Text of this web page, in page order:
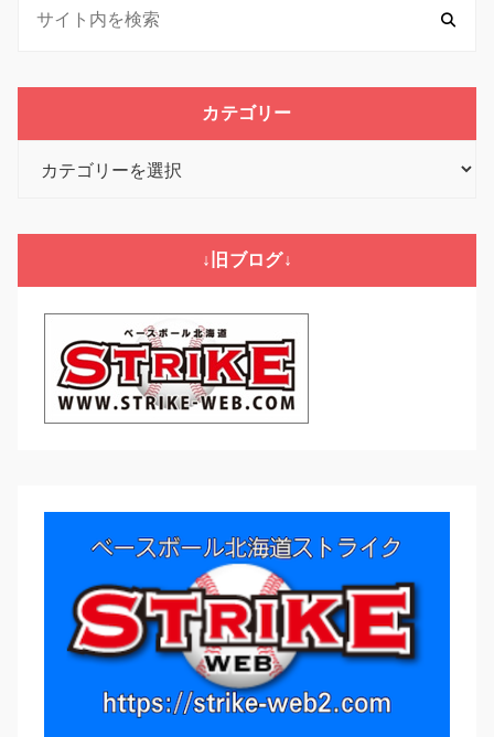
カテゴリー
↓旧ブログ↓